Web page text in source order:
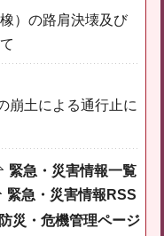
）の路肩決壊及び
崩土による通行止に
緊急・災害情報一覧
緊急・災害情報RSS
防災・危機管理ページ